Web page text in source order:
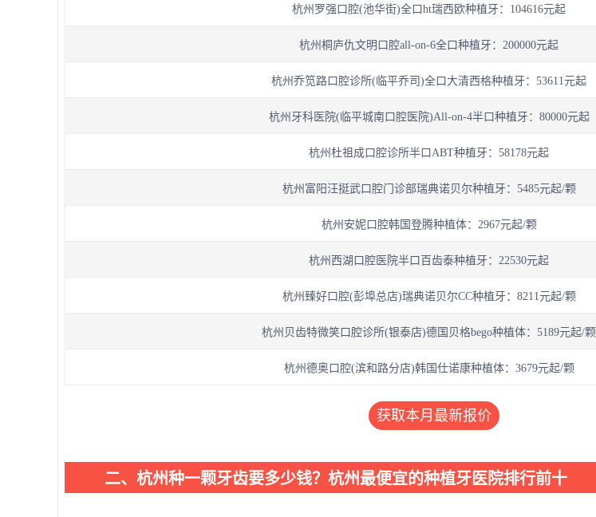
杭州罗强口腔(池华街)全口ht瑞西欧种植牙：104616元起
杭州桐庐仇文明口腔all-on-6全口种植牙：200000元起
杭州乔笕路口腔诊所(临平乔司)全口大清西格种植牙：53611元起
杭州牙科医院(临平城南口腔医院)All-on-4半口种植牙：80000元起
杭州杜祖成口腔诊所半口ABT种植牙：58178元起
杭州富阳汪挺武口腔门诊部瑞典诺贝尔种植牙：5485元起/颗
杭州安妮口腔韩国登腾种植体：2967元起/颗
杭州西湖口腔医院半口百齿泰种植牙：22530元起
杭州臻好口腔(彭埠总店)瑞典诺贝尔CC种植牙：8211元起/颗
杭州贝齿特微笑口腔诊所(银泰店)德国贝格bego种植体：5189元起/颗
杭州德奥口腔(滨和路分店)韩国仕诺康种植体：3679元起/颗
获取本月最新报价
二、杭州种一颗牙齿要多少钱？杭州最便宜的种植牙医院排行前十